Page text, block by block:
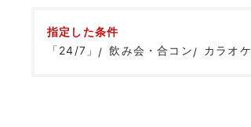
指定した条件
「24/7」
飲み会・合コン カラオケ